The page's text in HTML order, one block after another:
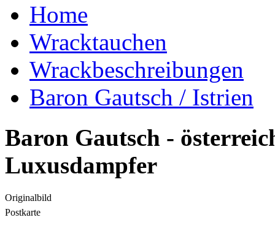
Home
Wracktauchen
Wrackbeschreibungen
Baron Gautsch / Istrien
Baron Gautsch -
Luxusdampfer
Originalbild
Postkarte